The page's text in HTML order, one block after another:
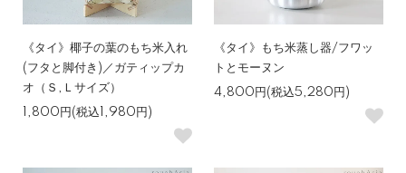
《タイ》椰子の葉のもち米入れ
(フタと脚付き)／ガティップカ
オ（Ｓ,Ｌサイズ）
1,800円(税込1,980円)
《タイ》もち米蒸し器/フワッ
トとモーヌン
4,800円(税込5,280円)